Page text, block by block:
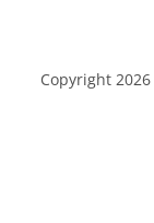
Copyright 2026